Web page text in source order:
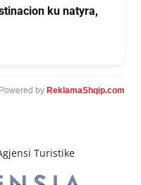
ku natyra,
by ReklamaShqip.com
Turistike